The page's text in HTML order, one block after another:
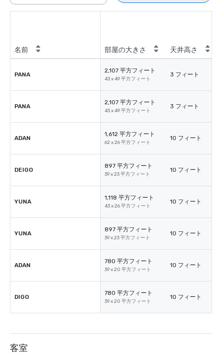
名前 部屋の大きさ 天井高さ
PANA
2,107 平方フィート
43 x 49 平方フィート
3 フィート
PANA
2,107 平方フィート
43 x 49 平方フィート
3 フィート
ADAN
1,612 平方フィート
62 x 26 平方フィート
10 フィート
DEIGO
897 平方フィート
39 x 23 平方フィート
10 フィート
YUNA
1,118 平方フィート
43 x 26 平方フィート
10 フィート
YUNA
897 平方フィート
39 x 23 平方フィート
10 フィート
ADAN
780 平方フィート
39 x 20 平方フィート
10 フィート
DIGO
780 平方フィート
39 x 20 平方フィート
10 フィート
客室